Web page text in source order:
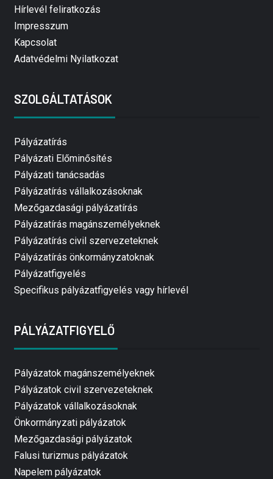
Hírlevél feliratkozás
Impresszum
Kapcsolat
Adatvédelmi Nyilatkozat
SZOLGÁLTATÁSOK
Pályázatírás
Pályázati Előminősítés
Pályázati tanácsadás
Pályázatírás vállalkozásoknak
Mezőgazdasági pályázatírás
Pályázatírás magánszemélyeknek
Pályázatírás civil szervezeteknek
Pályázatírás önkormányzatoknak
Pályázatfigyelés
Specifikus pályázatfigyelés vagy hírlevél
PÁLYÁZATFIGYELŐ
Pályázatok magánszemélyeknek
Pályázatok civil szervezeteknek
Pályázatok vállalkozásoknak
Önkormányzati pályázatok
Mezőgazdasági pályázatok
Falusi turizmus pályázatok
Napelem pályázatok